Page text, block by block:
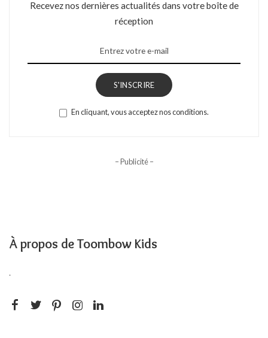
Recevez nos dernières actualités dans votre boîte de
réception
S'INSCRIRE
En cliquant, vous acceptez nos conditions.
– Publicité –
À propos de Toombow Kids
.